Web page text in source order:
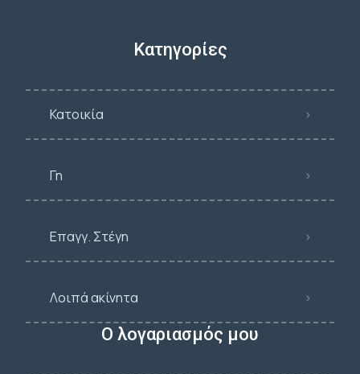
Κατηγορίες
Κατοικία
Γη
Επαγγ. Στέγη
Λοιπά ακίνητα
Ο λογαριασμός μου